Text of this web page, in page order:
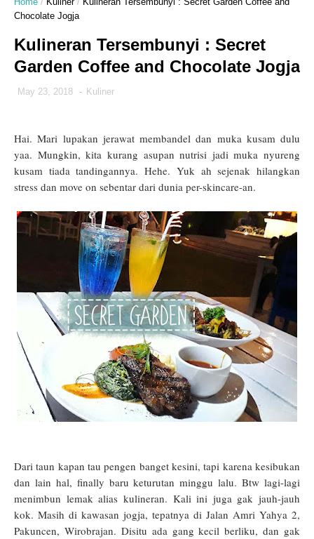
Chocolate Jogja
Kulineran Tersembunyi : Secret
Garden Coffee and Chocolate Jogja
May 23, 2018 - Kuliner
Hai. Mari lupakan jerawat membandel dan muka kusam dulu
yaa. Mungkin, kita kurang asupan nutrisi jadi muka nyureng
kusam tiada tandingannya. Hehe. Yuk ah sejenak hilangkan
stress dan move on sebentar dari dunia per-skincare-an.
Dari taun kapan tau pengen banget kesini, tapi karena kesibukan
dan lain hal, finally baru keturutan minggu lalu.Btw lagi-lagi
menimbun lemak alias kulineran. Kali ini juga gak jauh-jauh
kok. Masih di kawasan jogja, tepatnya di Jalan Amri Yahya 2,
Pakuncen, Wirobrajan. Disitu ada gang kecil berliku, dan gak